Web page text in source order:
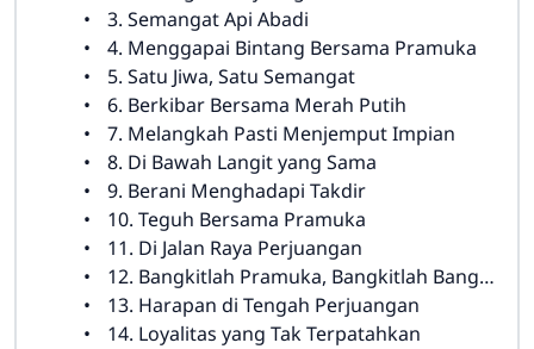
3. Semangat Api Abadi
4. Menggapai Bintang Bersama Pramuka
5. Satu Jiwa, Satu Semangat
6. Berkibar Bersama Merah Putih
7. Melangkah Pasti Menjemput Impian
8. Di Bawah Langit yang Sama
9. Berani Menghadapi Takdir
10. Teguh Bersama Pramuka
11. Di Jalan Raya Perjuangan
12. Bangkitlah Pramuka, Bangkitlah Bangsa
13. Harapan di Tengah Perjuangan
14. Loyalitas yang Tak Terpatahkan